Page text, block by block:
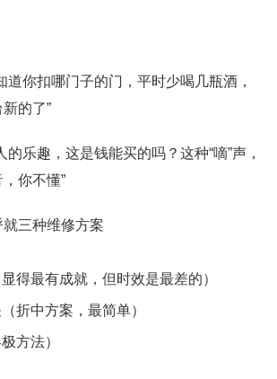
道你扣哪门子的门，平时少喝几瓶酒，
的了”
的乐趣，这是钱能买的吗？这种“嘀”声，
你不懂”
三种维修方案
得最有成就，但时效是最差的）
折中方案，最简单）
方法）